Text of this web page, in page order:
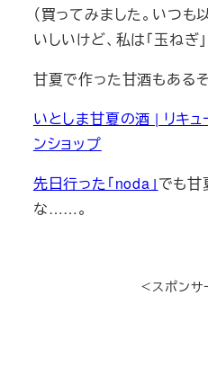
（買ってみました。いつ
いしいけど、私は「玉ねぎ
甘夏で作った甘酒もあるそ
いとしま甘夏の酒 | リキ
ンショップ
先日行った「noda」でも甘
な……。
＜スポンサ